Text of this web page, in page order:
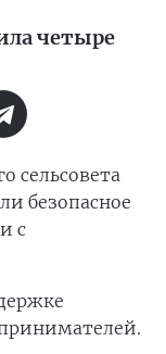
четыре
сельсовета
безопасное
с